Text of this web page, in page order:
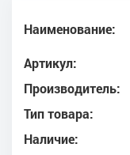
Наименование:
Артикул:
Производитель:
Тип товара:
Наличие: